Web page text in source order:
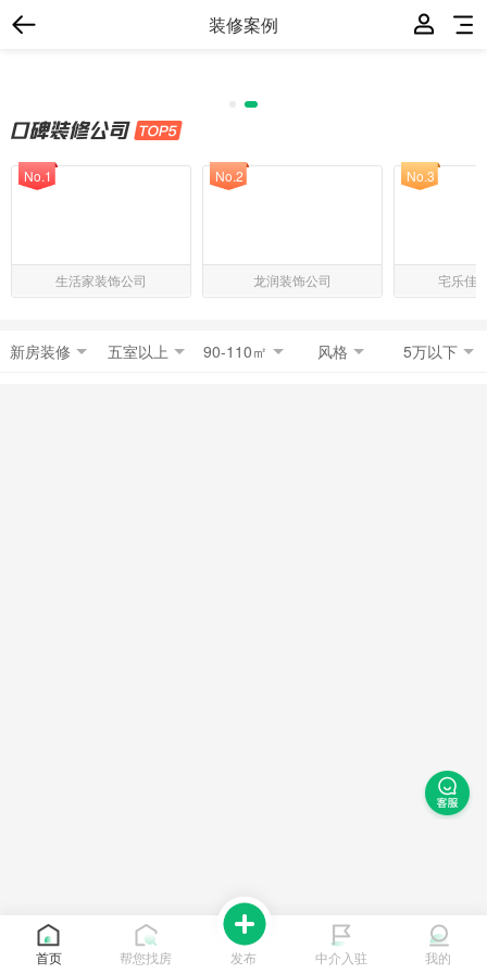
装修案例
生活家装饰公司
No.1
龙润装饰公司
No.2
宅乐佳
No.3
新房装修 五室以上 90-110㎡ 风格 5万以下
首页 帮您找房 发布 中介入驻 我的